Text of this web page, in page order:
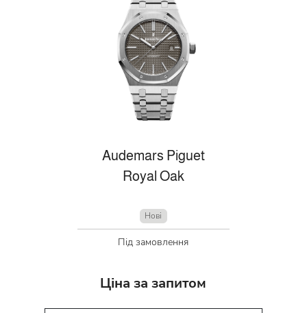
Audemars Piguet
Royal Oak
Нові
Під замовлення
Ціна за запитом